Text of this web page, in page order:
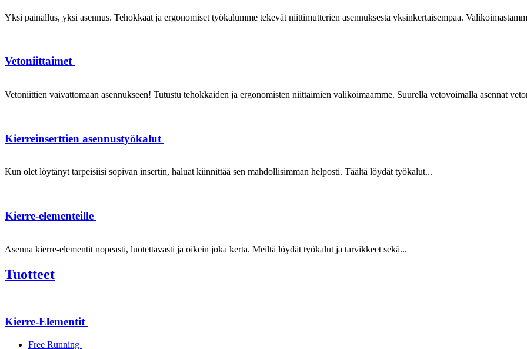
Yksi painallus, yksi asennus. Tehokkaat ja ergonomiset työkalumme tekevät niittimutterien asennuksesta yksinkertaisempaa.
Vetoniittaimet
Vetoniittien vaivattomaan asennukseen! Tutustu tehokkaiden ja ergonomisten niittaimien valikoimaamme. Suurella vetovoimalla asennat
Kierreinserttien asennustyökalut
Kun olet löytänyt tarpeisiisi sopivan insertin, haluat kiinnittää sen mahdollisimman helposti. Täältä löydät työkalut...
Kierre-elementeille
Asenna kierre-elementit nopeasti, luotettavasti ja oikein joka kerta. Meiltä löydät työkalut ja tarvikkeet sekä...
Tuotteet
Kierre-Elementit
Free Running